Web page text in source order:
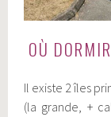
OÙ
Il existe 2 îles
(la grande, +